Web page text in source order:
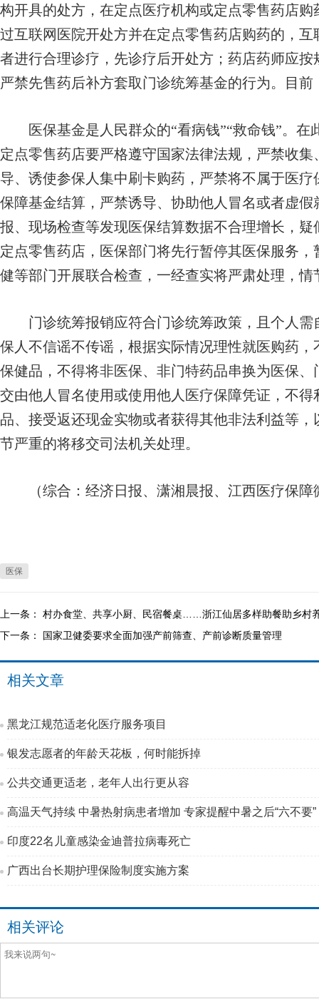
构开具的处方，在定点医疗机构或定点零售药店
过互联网医院开处方并在定点零售药店购药的，
者进行合理诊疗，先诊疗后开处方；药店药师应
严禁先售药后补方套取门诊统筹基金的行为。目
医保基金是人民群众的“看病钱”“救命钱”。在
定点零售药店要严格遵守国家法律法规，严禁收
导、诱使参保人集中刷卡购药，严禁将不属于医
保障基金结算，严禁诱导、协助他人冒名或者虚
报、现场检查等发现医保结算数据不合理增长，
定点零售药店，医保部门将先行暂停其医保服务
健等部门开展联合检查，一经查实将严肃处理，
门诊统筹报销应符合门诊统筹政策，且个人需
保人不信谣不传谣，根据实际情况理性就医购药
保健品，不得将非医保、非门特药品串换为医保
交由他人冒名使用或使用他人医疗保障凭证，不
品、接受返还现金实物或者获得其他非法利益等
节严重的将移交司法机关处理。
（综合：经济日报、潇湘晨报、江西医疗保障
医保
上一条： 村办食堂、共享小厨、民宿餐桌……浙江仙居多样助餐助乡村
下一条： 国家卫健委要求全面加强产前筛查、产前诊断质量管理
相关文章
黑龙江规范适老化医疗服务项目
银发志愿者的年龄天花板，何时能拆掉
公共交通更适老，老年人出行更从容
高温天气持续 中暑热射病患者增加 专家提醒中暑之后“六不要”
印度22名儿童感染金迪普拉病毒死亡
广西出台长期护理保险制度实施方案
相关评论